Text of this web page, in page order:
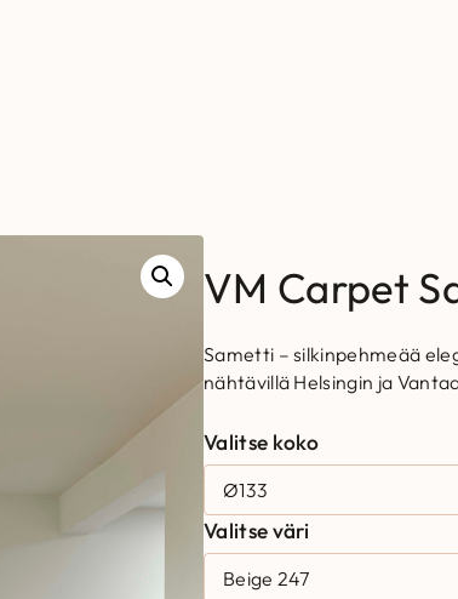
VM Carpet
Sametti – silkinpehmeää
nähtävillä Helsingin ja
Valitse koko
Valitse väri